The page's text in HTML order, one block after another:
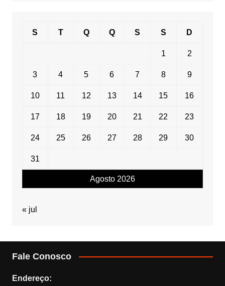
Agosto 2026
S T Q Q S S D
1 2
3 4 5 6 7 8 9
10 11 12 13 14 15 16
17 18 19 20 21 22 23
24 25 26 27 28 29 30
31
« jul
Fale Conosco
Endereço: